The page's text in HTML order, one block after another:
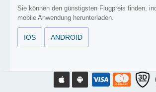
Sie können den günstigsten Flugpreis finden,
mobile Anwendung herunterladen.
IOS ANDROID